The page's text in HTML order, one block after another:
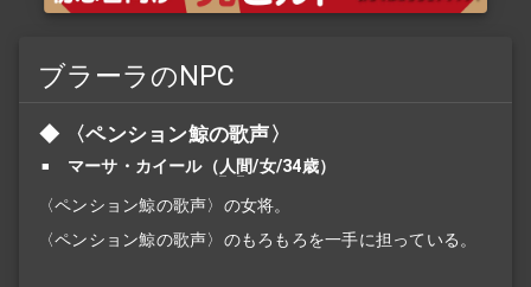
ブラーラのNPC
〈ペンション鯨の歌声〉
マーサ・カイール（人間/女/34歳）
〈ペンション鯨の歌声〉の女将。
〈ペンション鯨の歌声〉のもろもろを一手に担っている。